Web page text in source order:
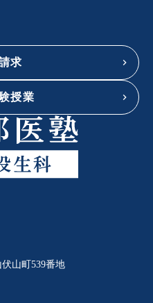
求
授業
山町539番地